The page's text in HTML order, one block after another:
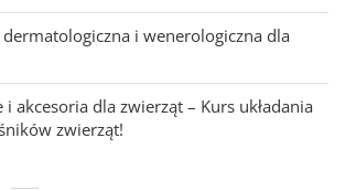
dermatologiczna i wenerologiczna dla
akcesoria dla zwierząt – Kurs układania
zwierząt!